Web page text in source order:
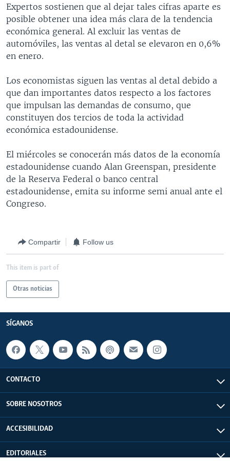
VENEZUELA
BRASIL
NICARAGUA
ECONOMÍA
ENTRETENIMIENTO Y CULTURA
TECNOLOGÍA
CIENCIA Y SALUD
MULTIMEDIA
VIDEOS
FOTOGRAFÍA
PROGRAMAS TV
EL MUNDO AL DÍA
VISIÓN 360
LAS CLAVES
PANORAMA
RADIO
AUDIONOTICIAS
BUENOS DÍAS AMÉRICA
ESTADOS UNIDOS AL DÍA
FORO [RADIO]
DEPORTIVO INTERNACIONAL
NOTA ECONÓMICA
DOCUMENTALES DE LA VOA
Learning English
Idiomas
Expertos sostienen que al dejar tales cifras aparte es
posible obtener una idea más clara de la tendencia
económica general. Al excluir las ventas de
automóviles, las ventas al detal se elevaron en 0,6%
en enero.
Los economistas siguen las ventas al detal debido a
que dan importantes datos respecto a los factores
que impulsan las demandas de consumo, que
constituyen dos tercios de toda la actividad
económica estadounidense.
El miércoles se conocerán más datos de la economía
estadounidense cuando Alan Greenspan, presidente
de la Reserva Federal o banco central
estadounidense, emita su informe semi anual ante el
Congreso.
Compartir Follow us
This item is part of
Otras noticias
SÍGANOS
CONTACTO
SOBRE NOSOTROS
ACCESIBILIDAD
EDITORIALES